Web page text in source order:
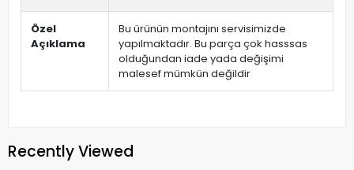
Özel
Açıklama
Bu ürünün montajını servisimizde
yapılmaktadır. Bu parça çok hasssas
olduğundan iade yada değişimi
malesef mümkün değildir
Recently Viewed